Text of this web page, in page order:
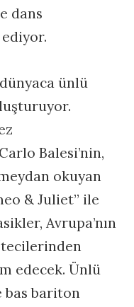
dans
ünlü
Balesi’nin,
okuyan
& Juliet” ile
Avrupa’nın
edecek. Ünlü
bas bariton